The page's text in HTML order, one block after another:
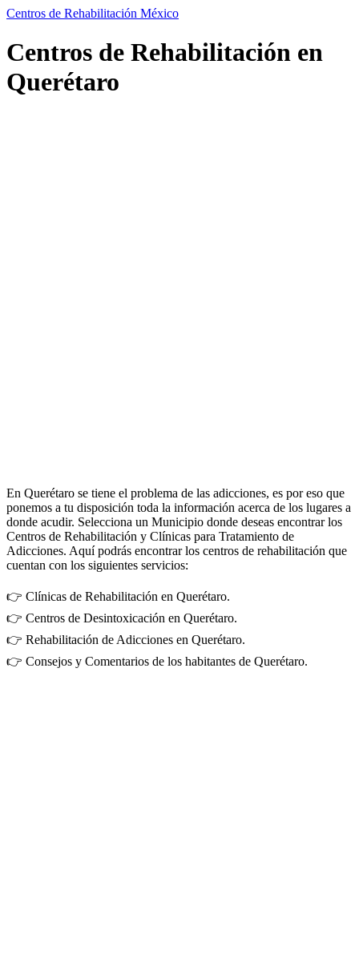
Centros de Rehabilitación México
Centros de Rehabilitación en
Querétaro
En Querétaro se tiene el problema de las adicciones, es por eso que
ponemos a tu disposición toda la información acerca de los lugares a
donde acudir. Selecciona un Municipio donde deseas encontrar los
Centros de Rehabilitación y Clínicas para Tratamiento de
Adicciones. Aquí podrás encontrar los centros de rehabilitación que
cuentan con los siguientes servicios:
👉 Clínicas de Rehabilitación en Querétaro.
👉 Centros de Desintoxicación en Querétaro.
👉 Rehabilitación de Adicciones en Querétaro.
👉 Consejos y Comentarios de los habitantes de Querétaro.